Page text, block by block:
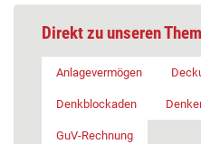
Direkt zu unseren
Anlagevermögen
Denkblockaden
GuV-Rechnung